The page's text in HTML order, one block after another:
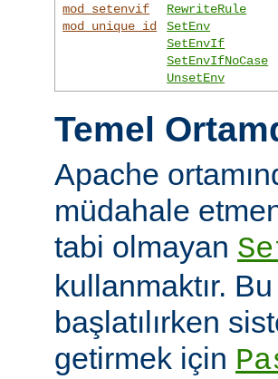
mod_setenvif
mod_unique_id
RewriteRule
SetEnv
SetEnvIf
SetEnvIfNoCase
UnsetEnv
Temel
Apache
müdahale
tabi olmayan
kullanmaktır.
başlatılırken
getirmek için